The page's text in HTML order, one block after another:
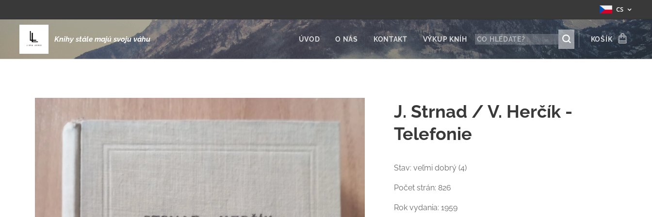
CS
Knihy stále majú svoju váhu ÚVOD O NÁS KONTAKT VÝKUP KNÍH KOŠÍK
J. Strnad / V. Herčík -
Telefonie
Stav: veľmi dobrý (4)
Počet strán: 826
Rok vydania: 1959